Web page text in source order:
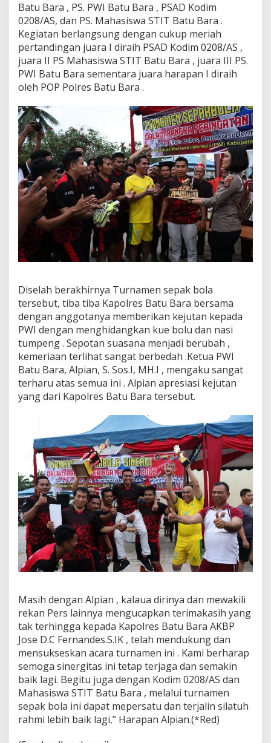
a
n
H
a
r
i
P
e
N
a
s
i
o
n
a
l
Batu Bara , PS. PWI Batu Bara , PSAD Kodim
0208/AS, dan PS. Mahasiswa STIT Batu Bara .
Kegiatan berlangsung dengan cukup meriah
pertandingan juara I diraih PSAD Kodim 0208/AS ,
juara II PS Mahasiswa STIT Batu Bara , juara III PS.
PWI Batu Bara sementara juara harapan I diraih
oleh POP Polres Batu Bara .
Diselah berakhirnya Turnamen sepak bola
tersebut, tiba tiba Kapolres Batu Bara bersama
dengan anggotanya memberikan kejutan kepada
PWI dengan menghidangkan kue bolu dan nasi
tumpeng . Sepotan suasana menjadi berubah ,
kemeriaan terlihat sangat berbedah .Ketua PWI
Batu Bara, Alpian, S. Sos.I, MH.I , mengaku sangat
terharu atas semua ini . Alpian apresiasi kejutan
yang dari Kapolres Batu Bara tersebut.
Masih dengan Alpian , kalaua dirinya dan mewakili
rekan Pers lainnya mengucapkan terimakasih yang
tak terhingga kepada Kapolres Batu Bara AKBP
Jose D.C Fernandes.S.IK , telah mendukung dan
mensukseskan acara turnamen ini . Kami berharap
semoga sinergitas ini tetap terjaga dan semakin
baik lagi. Begitu juga dengan Kodim 0208/AS dan
Mahasiswa STIT Batu Bara , melalui turnamen
sepak bola ini dapat mepersatu dan terjalin silatuh
rahmi lebih baik lagi,” Harapan Alpian.(*Red)